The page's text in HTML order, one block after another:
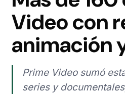
Video con
animación
Prime Video sumó
series y